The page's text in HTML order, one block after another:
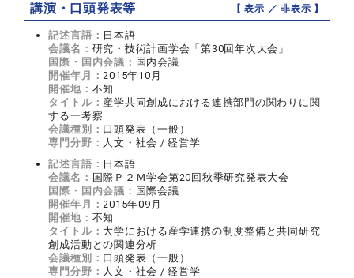
講演・口頭発表等 【 表示 ／非表示 】
記述言語： 日本語
会議名： 研究・技術計画学会「第30回年次大会」
国際・国内会議： 国内会議
開催年月： 2015年10月
開催地： 不知
タイトル： 産学共同創成における連携部門の関わりに関
する一考察
会議種別： 口頭発表（一般）
専門分野： 人文・社会 / 経営学
記述言語： 日本語
会議名： 国際Ｐ２Ｍ学会第20回秋季研究発表大会
国際・国内会議： 国際会議
開催年月： 2015年09月
開催地： 不知
タイトル： 大学における産学連携の制度整備と共同研究
創成活動との関連分析
会議種別： 口頭発表（一般）
専門分野： 人文・社会 / 経営学